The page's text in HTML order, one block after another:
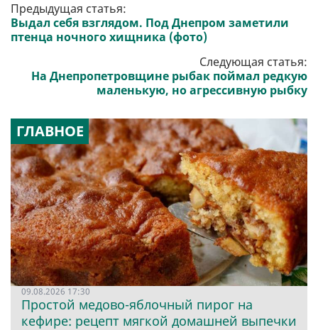
Предыдущая статья:
Выдал себя взглядом. Под Днепром заметили
птенца ночного хищника (фото)
Следующая статья:
На Днепропетровщине рыбак поймал редкую
маленькую, но агрессивную рыбку
ГЛАВНОЕ
09.08.2026 17:30
Простой медово-яблочный пирог на
кефире: рецепт мягкой домашней выпечки